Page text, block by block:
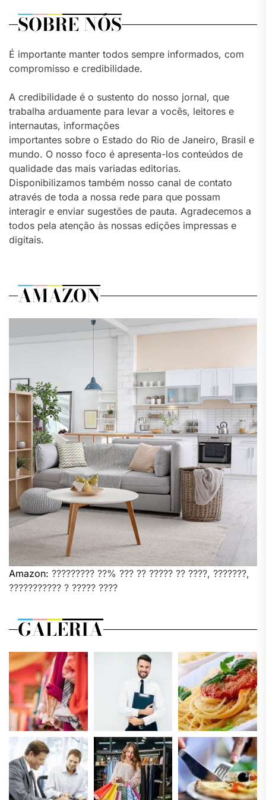
SOBRE NÓS
É importante manter todos sempre informados, com
compromisso e credibilidade.
A credibilidade é o sustento do nosso jornal, que
trabalha arduamente para levar a vocês, leitores e
internautas, informações
importantes sobre o Estado do Rio de Janeiro, Brasil e
mundo. O nosso foco é apresenta-los conteúdos de
qualidade das mais variadas editorias.
Disponibilizamos também nosso canal de contato
através de toda a nossa rede para que possam
interagir e enviar sugestões de pauta. Agradecemos a
todos pela atenção às nossas edições impressas e
digitais.
AMAZON
Amazon: ????????? ??% ??? ?? ????? ?? ????, ???????,
??????????? ? ????? ????
GALERIA